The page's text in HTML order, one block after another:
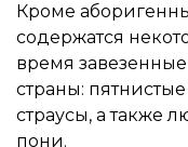
Кроме
содержатся
время
страны:
страусы, а также
пони.